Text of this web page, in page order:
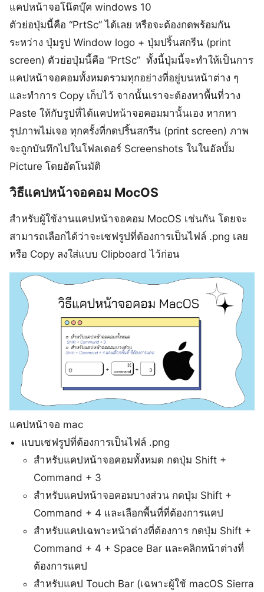
แคปหน้าจอโน๊ตบุ๊ค windows 10
ตัวย่อปุ่มนี้คือ “PrtSc” ได้เลย หรือจะต้องกดพร้อมกัน
ระหว่าง ปุ่มรูป Window logo + ปุ่มปริ้นสกรีน (print
screen) ตัวย่อปุ่มนี้คือ “PrtSc” ทั้งนี้ปุ่มนี้จะทำให้เป็นการ
แคปหน้าจอคอมทั้งหมดรวมทุกอย่างที่อยู่บนหน้าต่าง ๆ
และทำการ Copy เก็บไว้ จากนั้นเราจะต้องหาพื้นที่วาง
Paste ให้กับรูปที่ได้แคปหน้าจอคอมมานั้นเอง หากหา
รูปภาพไม่เจอ ทุกครั้งที่กดปริ้นสกรีน (print screen) ภาพ
จะถูกบันทึกไปในโฟลเดอร์ Screenshots ในในอัลบั้ม
Picture โดยอัตโนมัติ
วิธีแคปหน้าจอคอม MocOS
สำหรับผู้ใช้งานแคปหน้าจอคอม MocOS เช่นกัน โดยจะ
สามารถเลือกได้ว่าจะเซฟรูปที่ต้องการเป็นไฟล์ .png เลย
หรือ Copy ลงใส่แบบ Clipboard ไว้ก่อน
แคปหน้าจอ mac
แบบเซฟรูปที่ต้องการเป็นไฟล์ .png
สำหรับแคปหน้าจอคอมทั้งหมด กดปุ่ม Shift +
Command + 3
สำหรับแคปหน้าจอคอมบางส่วน กดปุ่ม Shift +
Command + 4 และเลือกพื้นที่ที่ต้องการแคป
สำหรับแคปเฉพาะหน้าต่างที่ต้องการ กดปุ่ม Shift +
Command + 4 + Space Bar และคลิกหน้าต่างที่
ต้องการแคป
สำหรับแคป Touch Bar (เฉพาะผู้ใช้ macOS Sierra